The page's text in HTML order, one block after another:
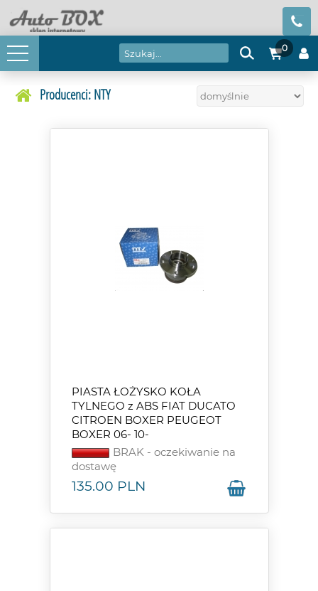
0
Producenci: NTY
PIASTA ŁOŻYSKO KOŁA
TYLNEGO z ABS FIAT DUCATO
CITROEN BOXER PEUGEOT
BOXER 06- 10-
BRAK - oczekiwanie na
dostawę
135.00 PLN